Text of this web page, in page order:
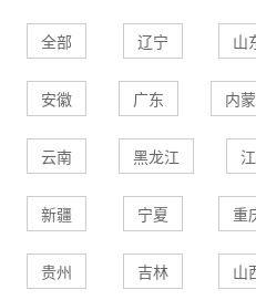
全部 辽宁 山
安徽 广东 内
云南 黑龙江
新疆 宁夏 重
贵州 吉林 山